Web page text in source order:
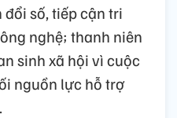
số, tiếp cận tri
nghệ; thanh niên
sinh xã hội vì cuộc
nguồn lực hỗ trợ